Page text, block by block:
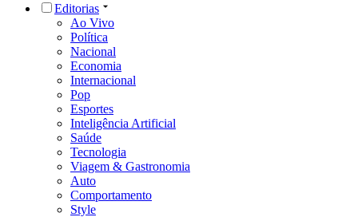
Editorias
Ao Vivo
Política
Nacional
Economia
Internacional
Pop
Esportes
Inteligência Artificial
Saúde
Tecnologia
Viagem & Gastronomia
Auto
Comportamento
Style